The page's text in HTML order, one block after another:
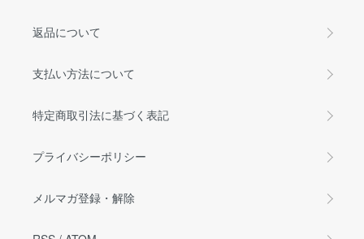
返品について
支払い方法について
特定商取引法に基づく表記
プライバシーポリシー
メルマガ登録・解除